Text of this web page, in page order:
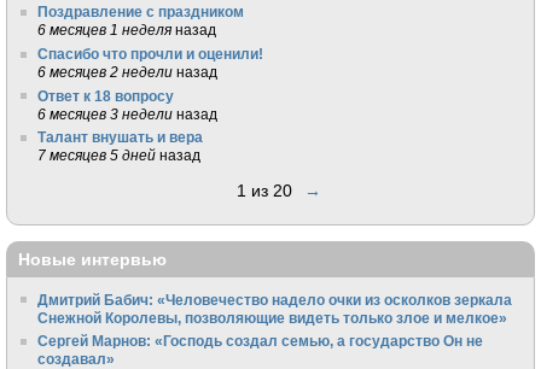
Поздравление с праздником
6 месяцев 1 неделя назад
Спасибо что прочли и оценили!
6 месяцев 2 недели назад
Ответ к 18 вопросу
6 месяцев 3 недели назад
Талант внушать и вера
7 месяцев 5 дней назад
1 из 20 →
Новые интервью
Дмитрий Бабич: «Человечество надело очки из осколков зеркала
Снежной Королевы, позволяющие видеть только злое и мелкое»
Сергей Марнов: «Господь создал семью, а государство Он не
создавал»